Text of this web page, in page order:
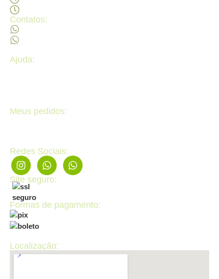
Contatos:
Ajuda:
Meus pedidos:
Redes Sociais:
Site seguro:
Formas de pagamento:
Localização: